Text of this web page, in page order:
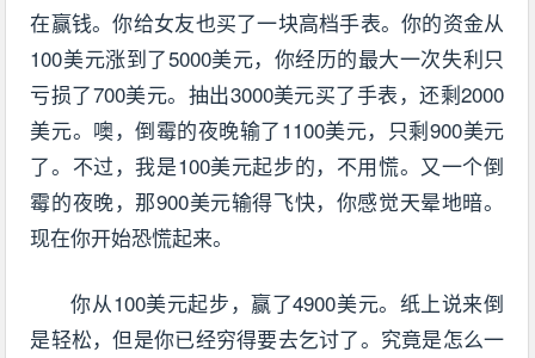
在赢钱。你给女友也买了一块高档手表。你的资金从
100美元涨到了5000美元，你经历的最大一次失利只
亏损了700美元。抽出3000美元买了手表，还剩2000
美元。噢，倒霉的夜晚输了1100美元，只剩900美元
了。不过，我是100美元起步的，不用慌。又一个倒
霉的夜晚，那900美元输得飞快，你感觉天晕地暗。
现在你开始恐慌起来。
你从100美元起步，赢了4900美元。纸上说来倒
是轻松，但是你已经穷得要去乞讨了。究竟是怎么一